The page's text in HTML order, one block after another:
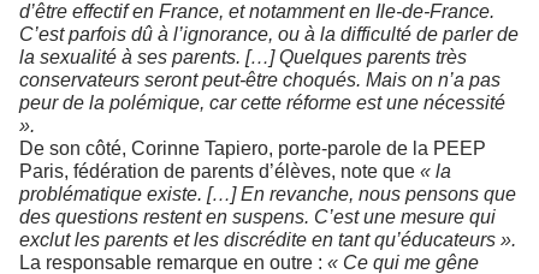
d’être effectif en France, et notamment en Ile-de-France.
C’est parfois dû à l’ignorance, ou à la difficulté de parler de
la sexualité à ses parents. […] Quelques parents très
conservateurs seront peut-être choqués. Mais on n’a pas
peur de la polémique, car cette réforme est une nécessité
».
De son côté, Corinne Tapiero, porte-parole de la PEEP
Paris, fédération de parents d’élèves, note que « la
problématique existe. […] En revanche, nous pensons que
des questions restent en suspens. C’est une mesure qui
exclut les parents et les discrédite en tant qu’éducateurs ».
La responsable remarque en outre : « Ce qui me gêne